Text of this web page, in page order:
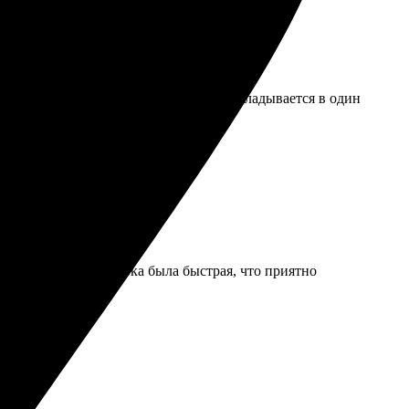
лица и моменты, а в отдалении складывается в один
огромный. Доставка была быстрая, что приятно